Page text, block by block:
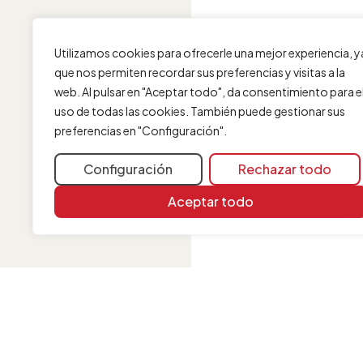
Utilizamos cookies para ofrecerle una mejor experiencia,
que nos permiten recordar sus preferencias y visitas a la
web. Al pulsar en "Aceptar todo", da consentimiento para
uso de todas las cookies. También puede gestionar sus
preferencias en "Configuración".
Configuración
Rechazar todo
Aceptar todo